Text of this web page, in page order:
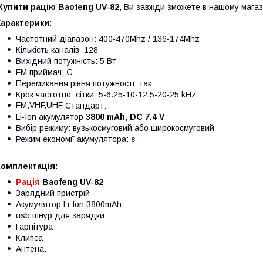
рацію Baofeng UV-82, Ви завжди зможете в нашому
Частотний діапазон: 400-470Mhz / 136-174Mhz
Кількість каналів 128
Вихідний потужність: 5 Вт
FM приймач: Є
Перемикання рівня потужності: так
Крок частотної сітки: 5-6.25-10-12.5-20-25 kHz
Стандарт:
FM,VHF,UHF
Li-Ion акумулятор 3800 mAh, DC 7.4 V
Вибір режиму: вузькосмуговий або широкосмуговий
Режим економії акумулятора: є
Рація Baofeng UV-82
Зарядний пристрій
Акумулятор Li-Ion 3800mAh
usb шнур для зарядки
Гарнітура
Клипса
Антена.